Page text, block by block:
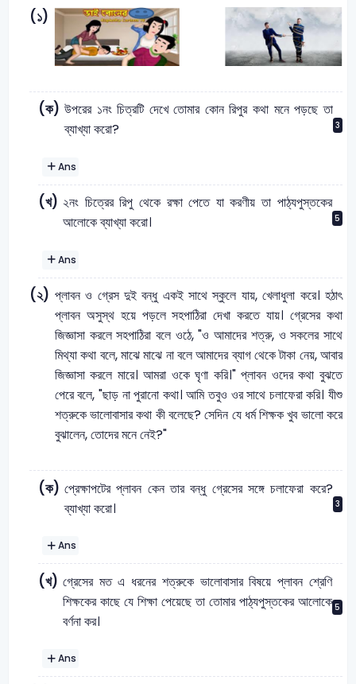
(১)
(ক) উপরের ১নং চিত্রটি দেখে তোমার কোন রিপুর কথা মনে পড়ছে তা
ব্যাখ্যা করো?
3
Ans
(খ) ২নং চিত্রের রিপু থেকে রক্ষা পেতে যা করণীয় তা পাঠ্যপুস্তকের
আলোকে ব্যাখ্যা করো।
5
Ans
(২) প্লাবন ও গ্রেস দুই বন্ধু একই সাথে স্কুলে যায়, খেলাধুলা করে। হঠাৎ
প্লাবন অসুস্থ হয়ে পড়লে সহপাঠিরা দেখা করতে যায়। গ্রেসের কথা
জিজ্ঞাসা করলে সহপাঠিরা বলে ওঠে, "ও আমাদের শত্রু, ও সকলের সাথে
মিথ্যা কথা বলে, মাঝে মাঝে না বলে আমাদের ব্যাগ থেকে টাকা নেয়, আবার
জিজ্ঞাসা করলে মারে। আমরা ওকে ঘৃণা করি।" প্লাবন ওদের কথা বুঝতে
পেরে বলে, "ছাড় না পুরানো কথা। আমি তবুও ওর সাথে চলাফেরা করি। যীশু
শত্রুকে ভালোবাসার কথা কী বলেছে? সেদিন যে ধর্ম শিক্ষক খুব ভালো করে
বুঝালেন, তোদের মনে নেই?"
(ক) প্রেক্ষাপটের প্লাবন কেন তার বন্ধু গ্রেসের সঙ্গে চলাফেরা করে?
ব্যাখ্যা করো।
3
Ans
(খ) গ্রেসের মত এ ধরনের শত্রুকে ভালোবাসার বিষয়ে প্লাবন শ্রেণি
শিক্ষকের কাছে যে শিক্ষা পেয়েছে তা তোমার পাঠ্যপুস্তকের আলোকে
বর্ণনা কর।
5
Ans